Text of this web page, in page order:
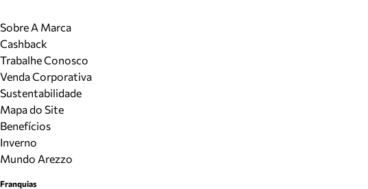
Sobre A Marca
Cashback
Trabalhe Conosco
Venda Corporativa
Sustentabilidade
Mapa do Site
Benefícios
Inverno
Mundo Arezzo
Franquias